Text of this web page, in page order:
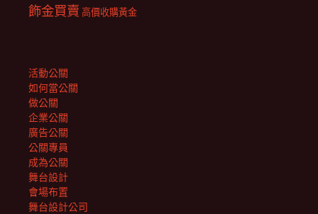
飾金買賣 高價收購黃金
活動公關
如何當公關
做公關
企業公關
廣告公關
公關專員
成為公關
舞台設計
會場布置
舞台設計公司